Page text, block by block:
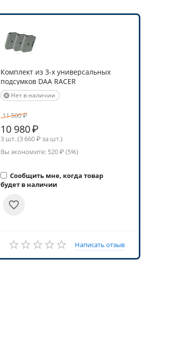
Комплект из 3-х универсальных
подсумков DAA RACER
Нет в наличии

11 500₽
10 980₽
3 шт. (3 660₽ за шт.)
Вы экономите: 520₽ (5%)
Сообщить мне, когда товар
будет в наличии
Написать отзыв